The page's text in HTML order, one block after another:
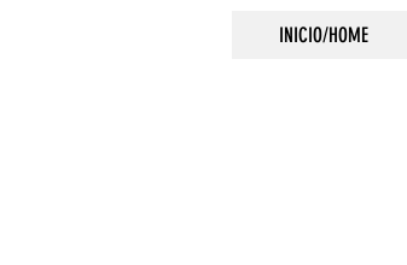
INICIO/HOME